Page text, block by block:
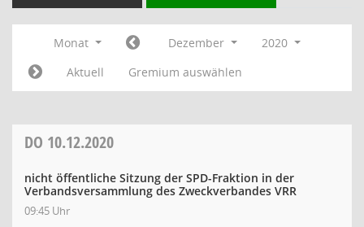
Monat Dezember
2020
Aktuell
Gremium auswählen
DO 10.12.2020
nicht öffentliche Sitzung der SPD-Fraktion in der
Verbandsversammlung des Zweckverbandes VRR
09:45 Uhr